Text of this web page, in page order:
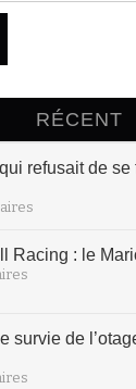
RÉCENT
refusait de
Racing : le
survie de